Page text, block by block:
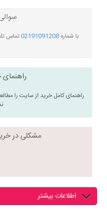
با شماره02191091208تماس
راهنمای
راهنمای کامل خرید از سایت را
مشکلی در
اطلاعات بیشتر